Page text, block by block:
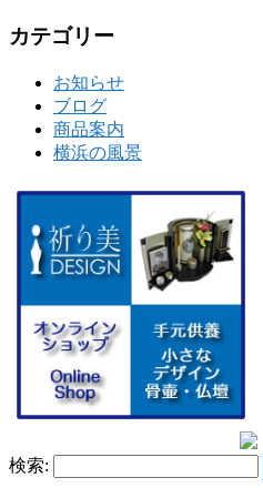
カテゴリー
お知らせ
ブログ
商品案内
横浜の風景
検索: